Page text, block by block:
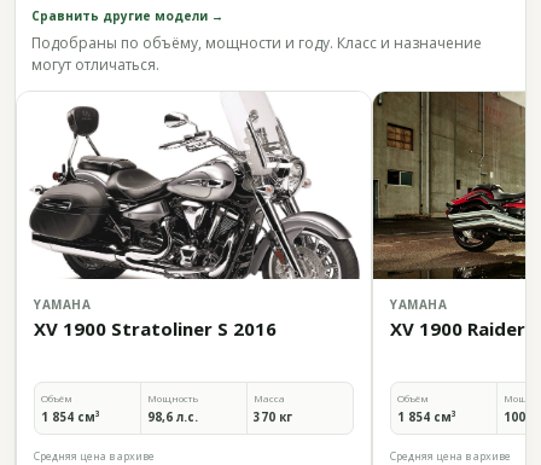
Сравнить другие модели →
Подобраны по объёму, мощности и году. Класс и назначение
могут отличаться.
YAMAHA
XV 1900 Stratoliner S 2016
Объём
1 854 см³
Мощность
98,6 л.с.
Масса
370 кг
Средняя цена в архиве
YAMAHA
XV 1900 Raider
Объём
1 854 см³ 100
Средняя цена в архиве